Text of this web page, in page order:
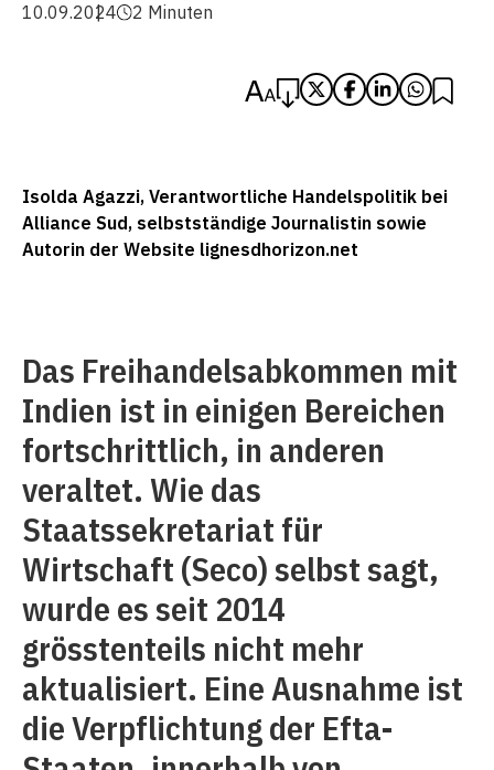
10.09.2024
2 Minuten
Isolda Agazzi, Verantwortliche Handelspolitik bei
Alliance Sud, selbstständige Journalistin sowie
Autorin der Website lignesdhorizon.net
Das Freihandelsabkommen mit
Indien ist in einigen Bereichen
fortschrittlich, in anderen
veraltet. Wie das
Staatssekretariat für
Wirtschaft (Seco) selbst sagt,
wurde es seit 2014
grösstenteils nicht mehr
aktualisiert. Eine Ausnahme ist
die Verpflichtung der Efta-